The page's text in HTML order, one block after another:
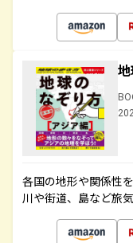
各国の地形や関係性
川や街道、島など旅